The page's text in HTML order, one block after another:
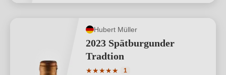
Hubert Müller
2023 Spätburgunder
Tradtion
★★★★★
Durchschnittliche Bewertung von 5
1